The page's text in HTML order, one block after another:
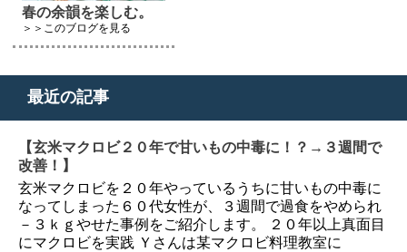
春の余韻を楽しむ。
＞＞このブログを見る
最近の記事
【玄米マクロビ２０年で甘いもの中毒に！？→３週間で
改善！】
玄米マクロビを２０年やっているうちに甘いもの中毒に
なってしまった６０代女性が、３週間で過食をやめられ
－３ｋｇやせた事例をご紹介します。 ２０年以上真面目
にマクロビを実践 Ｙさんは某マクロビ料理教室に